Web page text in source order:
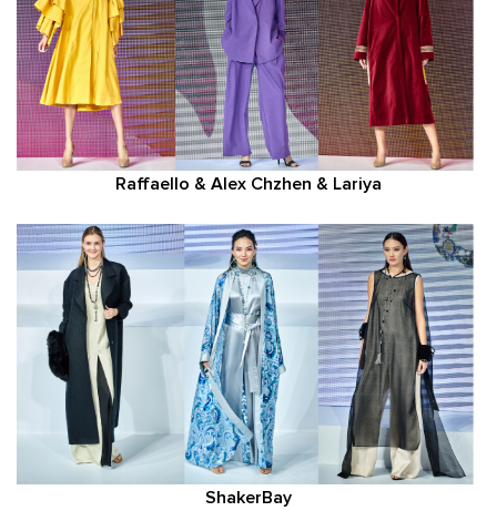
Raffaello & Alex Chzhen & Lariya
ShakerBay